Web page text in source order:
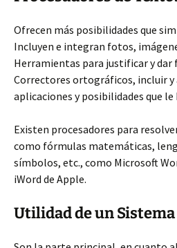
Ofrecen más posibilidades que
Incluyen e integran fotos,
Herramientas para justificar y
Correctores ortográficos, incluir
aplicaciones y posibilidades que
Existen procesadores para
como fórmulas matemáticas,
símbolos, etc., como Microsoft
iWord de Apple.
Utilidad de un